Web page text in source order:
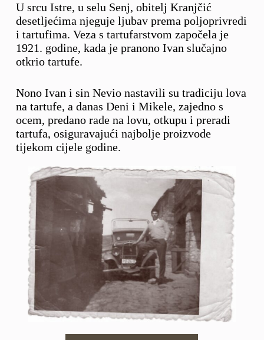
U srcu Istre, u selu Senj, obitelj Kranjčić
desetljećima njeguje ljubav prema poljoprivredi
i tartufima. Veza s tartufarstvom započela je
1921. godine, kada je pranono Ivan slučajno
otkrio tartufe.
Nono Ivan i sin Nevio nastavili su tradiciju lova
na tartufe, a danas Deni i Mikele, zajedno s
ocem, predano rade na lovu, otkupu i preradi
tartufa, osiguravajući najbolje proizvode
tijekom cijele godine.